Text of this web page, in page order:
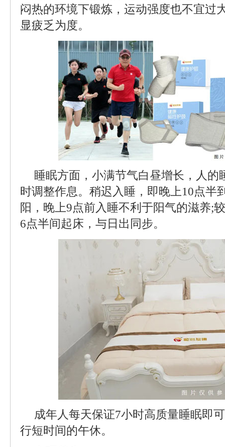
闷热的环境下锻炼，运动强度也不宜过
显疲乏为度。
睡眠方面，小满节气白昼增长，人的
时调整作息。稍迟入睡，即晚上10点半
阳，晚上9点前入睡不利于阳气的滋养;
6点半间起床，与日出同步。
成年人每天保证7小时高质量睡眠即
行短时间的午休。